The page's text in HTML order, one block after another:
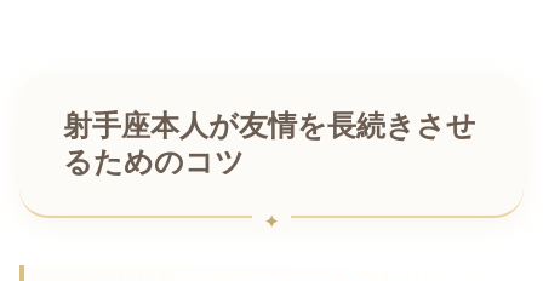
射手座本人が友情を長続きさせ
るためのコツ